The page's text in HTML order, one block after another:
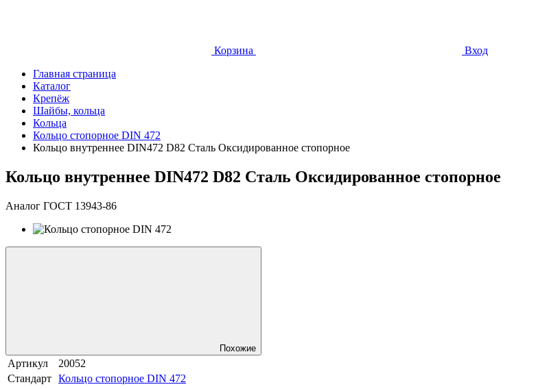
Корзина
Вход
Главная страница
Каталог
Крепёж
Шайбы, кольца
Кольца
Кольцо стопорное DIN 472
Кольцо внутреннее DIN472 D82 Сталь Оксидированное стопорное
Кольцо внутреннее DIN472 D82 Сталь Оксидированное стопорное
Аналог ГОСТ 13943-86
Похожие
Артикул
20052
Стандарт Кольцо стопорное DIN 472